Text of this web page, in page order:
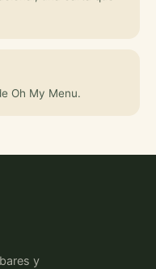
Oh My Menu.
y